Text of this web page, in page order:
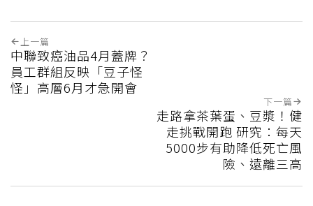
上一篇
中聯致癌油品4月蓋牌？
員工群組反映「豆子怪
怪」高層6月才急開會
下一篇
走路拿茶葉蛋、豆漿！健
走挑戰開跑 研究：每天
5000步有助降低死亡風
險、遠離三高